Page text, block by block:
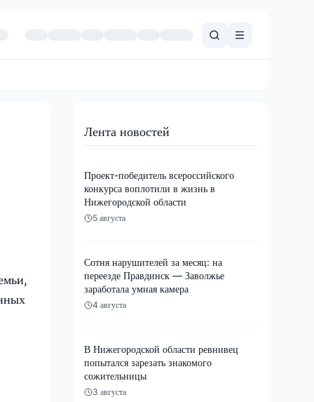
Лента новостей
Проект-победитель всероссийского
конкурса воплотили в жизнь в
Нижегородской области
5 августа
Сотня нарушителей за месяц: на
переезде Правдинск — Заволжье
заработала умная камера
4 августа
В Нижегородской области ревнивец
попытался зарезать знакомого
сожительницы
3 августа